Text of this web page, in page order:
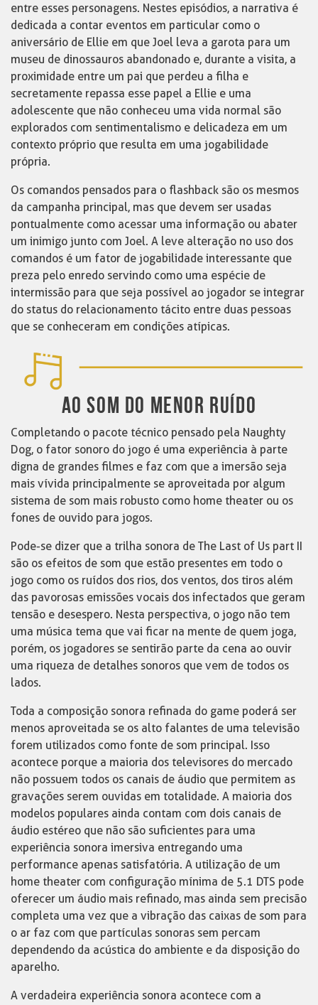
entre esses personagens. Nestes episódios, a narrativa é
dedicada a contar eventos em particular como o
aniversário de Ellie em que Joel leva a garota para um
museu de dinossauros abandonado e, durante a visita, a
proximidade entre um pai que perdeu a filha e
secretamente repassa esse papel a Ellie e uma
adolescente que não conheceu uma vida normal são
explorados com sentimentalismo e delicadeza em um
contexto próprio que resulta em uma jogabilidade
própria.
Os comandos pensados para o flashback são os mesmos
da campanha principal, mas que devem ser usadas
pontualmente como acessar uma informação ou abater
um inimigo junto com Joel. A leve alteração no uso dos
comandos é um fator de jogabilidade interessante que
preza pelo enredo servindo como uma espécie de
intermissão para que seja possível ao jogador se integrar
do status do relacionamento tácito entre duas pessoas
que se conheceram em condições atípicas.
AO SOM DO MENOR RUÍDO
Completando o pacote técnico pensado pela Naughty
Dog, o fator sonoro do jogo é uma experiência à parte
digna de grandes filmes e faz com que a imersão seja
mais vívida principalmente se aproveitada por algum
sistema de som mais robusto como home theater ou os
fones de ouvido para jogos.
Pode-se dizer que a trilha sonora de The Last of Us part II
são os efeitos de som que estão presentes em todo o
jogo como os ruídos dos rios, dos ventos, dos tiros além
das pavorosas emissões vocais dos infectados que geram
tensão e desespero. Nesta perspectiva, o jogo não tem
uma música tema que vai ficar na mente de quem joga,
porém, os jogadores se sentirão parte da cena ao ouvir
uma riqueza de detalhes sonoros que vem de todos os
lados.
Toda a composição sonora refinada do game poderá ser
menos aproveitada se os alto falantes de uma televisão
forem utilizados como fonte de som principal. Isso
acontece porque a maioria dos televisores do mercado
não possuem todos os canais de áudio que permitem as
gravações serem ouvidas em totalidade. A maioria dos
modelos populares ainda contam com dois canais de
áudio estéreo que não são suficientes para uma
experiência sonora imersiva entregando uma
performance apenas satisfatória. A utilização de um
home theater com configuração mínima de 5.1 DTS pode
oferecer um áudio mais refinado, mas ainda sem precisão
completa uma vez que a vibração das caixas de som para
o ar faz com que partículas sonoras sem percam
dependendo da acústica do ambiente e da disposição do
aparelho.
A verdadeira experiência sonora acontece com a